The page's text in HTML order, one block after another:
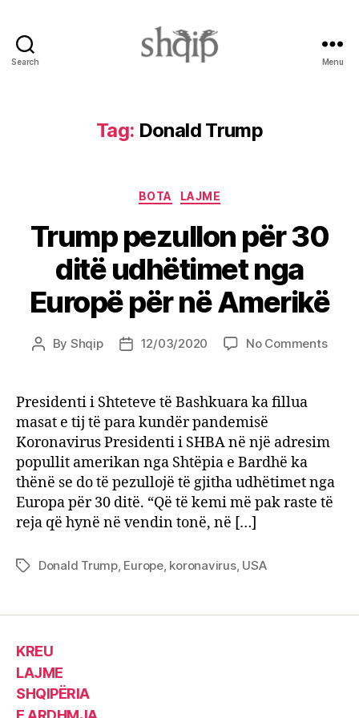
Search Menu
Tag: Donald Trump
Categories
BOTA LAJME
Trump pezullon për 30
ditë udhëtimet nga
Europë për në Amerikë
Post
By Shqip
Post12/03/2020 No Commentson
për
Presidenti i Shteteve të Bashkuara ka fillua
masat e tij të para kundër pandemisë
Koronavirus Presidenti i SHBA në një adresim
popullit amerikan nga Shtëpia e Bardhë ka
thënë se do të pezullojë të gjitha udhëtimet nga
Europa për 30 ditë. “Që të kemi më pak raste të
reja që hynë në vendin tonë, në […]
TagsDonald Trump, Europe, koronavirus, USA
KREU
LAJME
SHQIPËRIA